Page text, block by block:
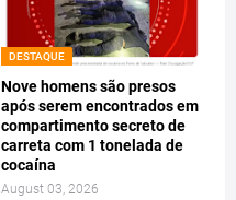
DESTAQUE
Nove homens são presos
após serem encontrados em
compartimento secreto de
carreta com 1 tonelada de
cocaína
August 03, 2026